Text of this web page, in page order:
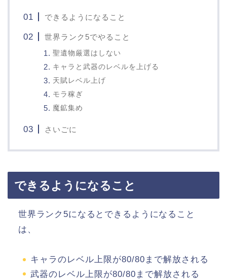
できるようになること
世界ランク5でやること
聖遺物厳選はしない
キャラと武器のレベルを上げる
天賦レベル上げ
モラ稼ぎ
魔鉱集め
さいごに
できるようになること
世界ランク5になるとできるようになること
は、
キャラのレベル上限が80/80まで解放される
武器のレベル上限が80/80まで解放される